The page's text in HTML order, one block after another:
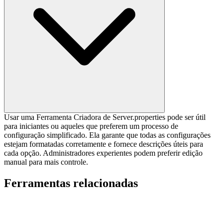
Usar uma Ferramenta Criadora de Server.properties pode ser útil
para iniciantes ou aqueles que preferem um processo de
configuração simplificado. Ela garante que todas as configurações
estejam formatadas corretamente e fornece descrições úteis para
cada opção. Administradores experientes podem preferir edição
manual para mais controle.
Ferramentas relacionadas